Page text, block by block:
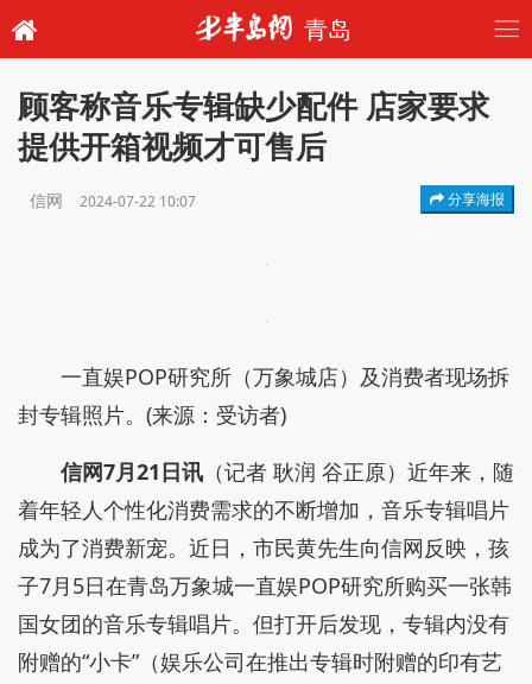
青岛
顾客称音乐专辑缺少配件 店家要求
提供开箱视频才可售后
信网 2024-07-22 10:07 分享海报
一直娱POP研究所（万象城店）及消费者现场拆
封专辑照片。(来源：受访者)
信网7月21日讯 （记者 耿润 谷正原）近年来，随
着年轻人个性化消费需求的不断增加，音乐专辑唱片
成为了消费新宠。近日，市民黄先生向信网反映，孩
子7月5日在青岛万象城一直娱POP研究所购买一张韩
国女团的音乐专辑唱片。但打开后发现，专辑内没有
附赠的“小卡”（娱乐公司在推出专辑时附赠的印有艺